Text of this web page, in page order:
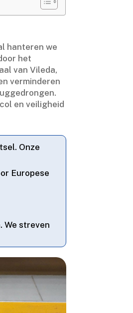
hanteren we
het
van Vileda,
verminderen
en veiligheid
Onze
Europese
We streven